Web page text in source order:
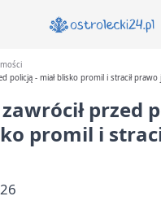
policją - miał blisko promil i stracił prawo
przed
promil i